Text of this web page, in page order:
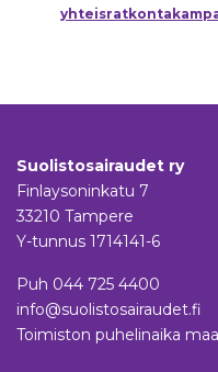
Suolistosairaudet ry
Finlaysoninkatu 7
33210 Tampere
Y-tunnus 1714141-6
Puh 044 725 4400
info@suolistosairaudet.fi
Toimiston puhelinaika